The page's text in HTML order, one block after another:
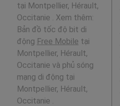
tại Montpellier, Hérault,
Occitanie . Xem thêm:
Bản đồ tốc độ bit di
động Free Mobile tại
Montpellier, Hérault,
Occitanie và phủ sóng
mạng di động tại
Montpellier, Hérault,
Occitanie .